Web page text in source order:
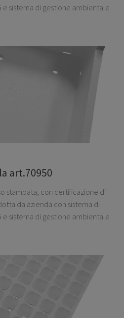
e sistema di gestione ambientale
art.70950
stampata, con certificazione di
da azienda con sistema di
e sistema di gestione ambientale